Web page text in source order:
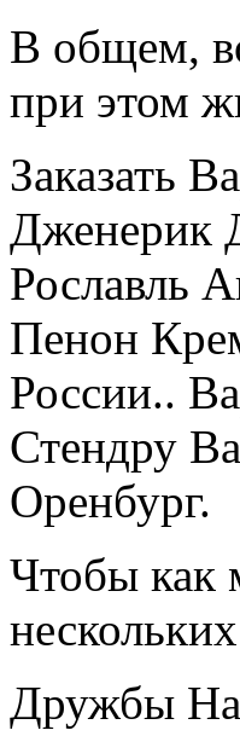
В общем,
при этом
Заказать
Дженерик
Рославль
Пенон
России..
Стендру
Оренбург.
Чтобы как
Дружбы